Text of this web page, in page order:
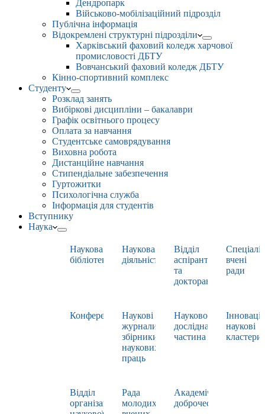
Дендропарк
Військово-мобілізаційний підрозділ
Публічна інформація
Відокремлені структурні підрозділи
Харківський фаховий коледж харчової
промисловості ДБТУ
Вовчанський фаховий коледж ДБТУ
Кінно-спортивний комплекс
Студенту
Розклад занять
Вибіркові дисципліни – бакалаври
Графік освітнього процесу
Оплата за навчання
Студентське самоврядування
Виховна робота
Дистанційне навчання
Стипендіальне забезпечення
Гуртожитки
Психологічна служба
Інформація для студентів
Вступнику
Наука
Наукова
бібліотека
Наукова
діяльність
Відділ
аспірантури
та
докторантури
вчені
ради
Конференції
Наукові
журнали,
збірники
наукових
праць
Науково-
дослідна
частина
наукові
кластери
Відділ
організації
Рада
молодих
Академічна
доброчесність